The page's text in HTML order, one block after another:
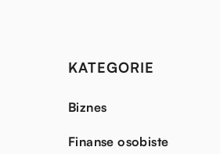
KATEGORIE
Biznes
Finanse osobiste